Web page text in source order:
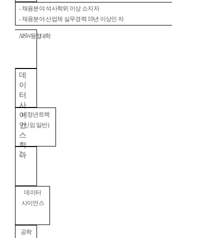
-채용분야 석사학위 이상 소지자
-채용분야 산업체 실무경력 10년 이상인 자
AI·SW융합대학
데
이
터
사
이
언
스
학
과
비정년트랙
(신임 일반)
2
데이터
사이언스
공학